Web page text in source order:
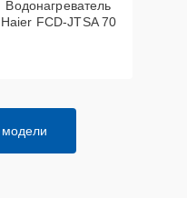
Водонагреватель
Haier FCD-JTSA 70
модели